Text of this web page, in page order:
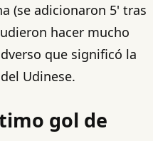
(se adicionaron 5' tras
hacer mucho
que significó la
Udinese.
gol de